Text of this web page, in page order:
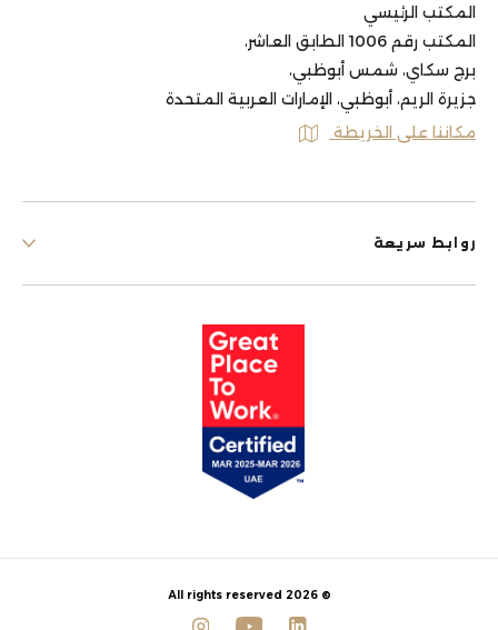
المكتب الرئيسي
المكتب رقم 1006 الطابق العاشر،
برج سكاي، شمس أبوظبي،
جزيرة الريم، أبوظبي، الإمارات العربية المتحدة
مكاننا على الخريطة
روابط سريعة
© 2026 All rights reserved